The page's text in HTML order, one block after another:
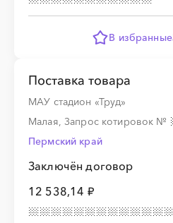
В избранные
Поставка товара
МАУ стадион «Труд»
Малая, Запрос котировок №
Пермский край
Заключён договор
12 538,14 ₽